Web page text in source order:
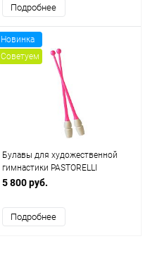
Подробнее
Новинка
Советуем
Булавы для художественной
гимнастики PASTORELLI
сборные двухцветные 45,2см
5 800 руб.
Подробнее